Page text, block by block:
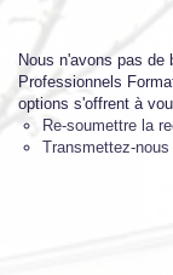
Nous n'avons pas de
Professionnels
options s'offrent à
Re-soumettre la
Transmettez-